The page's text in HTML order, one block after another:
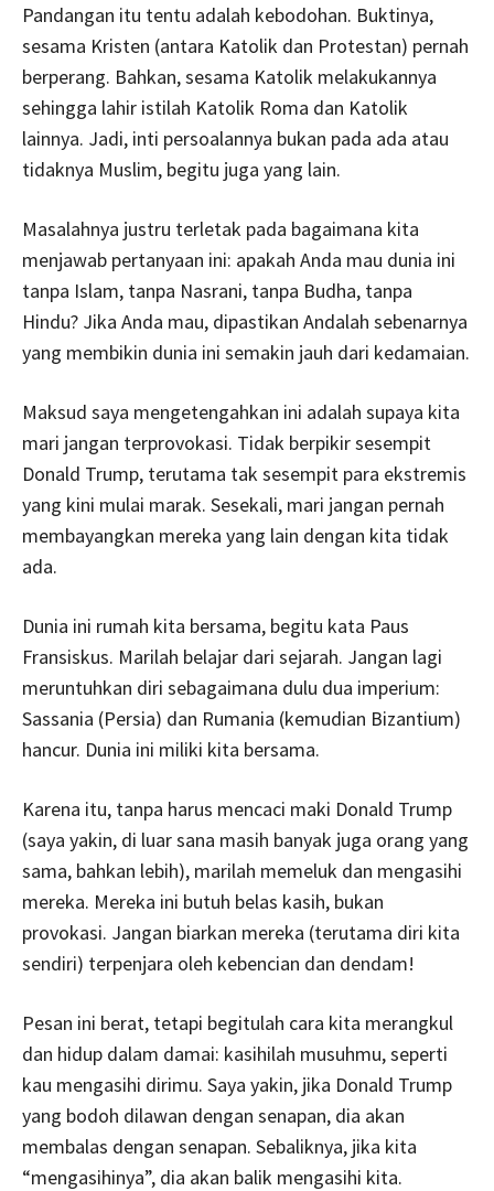
Pandangan itu tentu adalah kebodohan. Buktinya,
sesama Kristen (antara Katolik dan Protestan) pernah
berperang. Bahkan, sesama Katolik melakukannya
sehingga lahir istilah Katolik Roma dan Katolik
lainnya. Jadi, inti persoalannya bukan pada ada atau
tidaknya Muslim, begitu juga yang lain.
Masalahnya justru terletak pada bagaimana kita
menjawab pertanyaan ini: apakah Anda mau dunia ini
tanpa Islam, tanpa Nasrani, tanpa Budha, tanpa
Hindu? Jika Anda mau, dipastikan Andalah sebenarnya
yang membikin dunia ini semakin jauh dari kedamaian.
Maksud saya mengetengahkan ini adalah supaya kita
mari jangan terprovokasi. Tidak berpikir sesempit
Donald Trump, terutama tak sesempit para ekstremis
yang kini mulai marak. Sesekali, mari jangan pernah
membayangkan mereka yang lain dengan kita tidak
ada.
Dunia ini rumah kita bersama, begitu kata Paus
Fransiskus. Marilah belajar dari sejarah. Jangan lagi
meruntuhkan diri sebagaimana dulu dua imperium:
Sassania (Persia) dan Rumania (kemudian Bizantium)
hancur. Dunia ini miliki kita bersama.
Karena itu, tanpa harus mencaci maki Donald Trump
(saya yakin, di luar sana masih banyak juga orang yang
sama, bahkan lebih), marilah memeluk dan mengasihi
mereka. Mereka ini butuh belas kasih, bukan
provokasi. Jangan biarkan mereka (terutama diri kita
sendiri) terpenjara oleh kebencian dan dendam!
Pesan ini berat, tetapi begitulah cara kita merangkul
dan hidup dalam damai: kasihilah musuhmu, seperti
kau mengasihi dirimu. Saya yakin, jika Donald Trump
yang bodoh dilawan dengan senapan, dia akan
membalas dengan senapan. Sebaliknya, jika kita
“mengasihinya”, dia akan balik mengasihi kita.